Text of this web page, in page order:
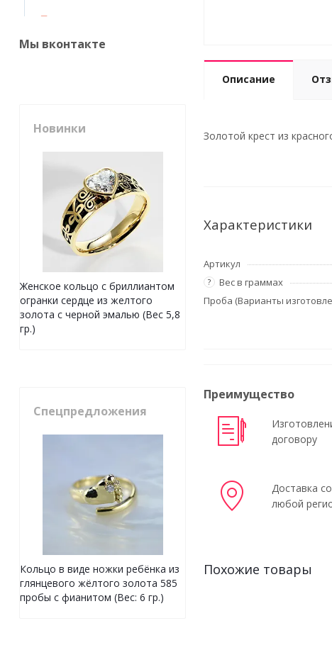
Описание
Золотой крест из
Характеристики
Артикул
? Вес в граммах
Проба (Варианты
Преимущество
договору
Доставка
любой
Похожие товары
Мы вконтакте
Новинки
Женское кольцо с бриллиантом
огранки сердце из желтого
золота с черной эмалью (Вес 5,8
гр.)
Спецпредложения
Кольцо в виде ножки ребёнка из
глянцевого жёлтого золота 585
пробы с фианитом (Вес: 6 гр.)